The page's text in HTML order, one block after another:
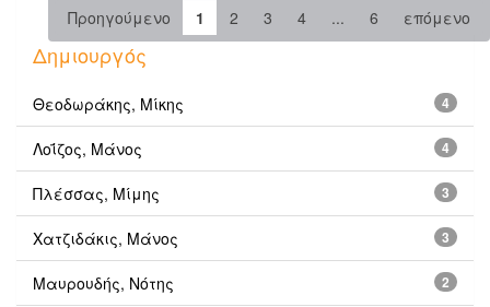
Προηγούμενο 1 2 3 4 ... 6 επόμενο
Δημιουργός
4
Θεοδωράκης, Μίκης
4
Λοΐζος, Μάνος
3
Πλέσσας, Μίμης
3
Χατζιδάκις, Μάνος
2
Μαυρουδής, Νότης